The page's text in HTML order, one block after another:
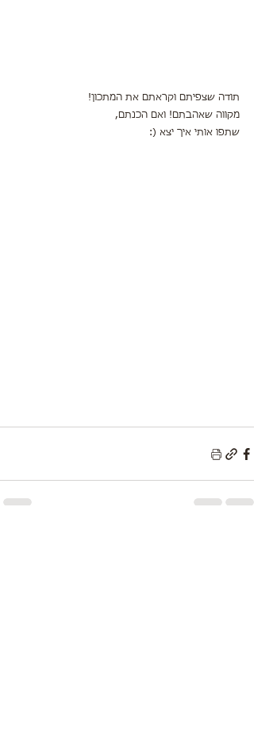
תודה שצפיתם וקראתם את המתכון!
מקווה שאהבתם! ואם הכנתם,
שתפו אותי איך יצא (: